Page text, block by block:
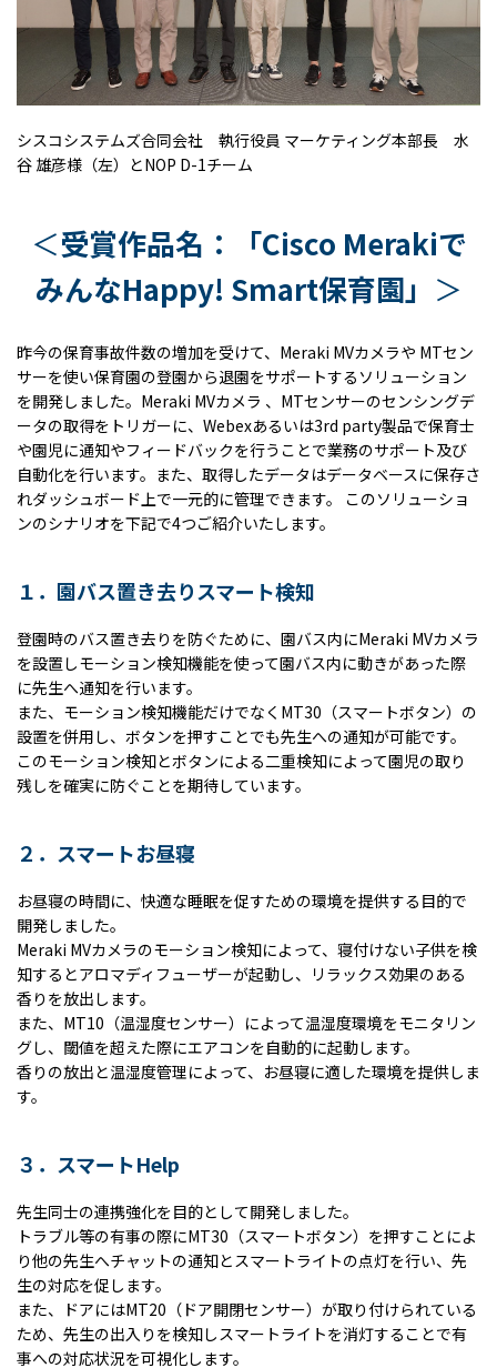
シスコシステムズ合同会社 執行役員 マーケティング本部長 水
谷 雄彦様（左）とNOP D-1チーム
＜受賞作品名：「Cisco Merakiで
みんなHappy! Smart保育園」 ＞
昨今の保育事故件数の増加を受けて、Meraki MVカメラや MTセン
サーを使い保育園の登園から退園をサポートするソリューション
を開発しました。Meraki MVカメラ 、MTセンサーのセンシングデ
ータの取得をトリガーに、Webexあるいは3rd party製品で保育士
や園児に通知やフィードバックを行うことで業務のサポート及び
自動化を行います。また、取得したデータはデータベースに保存さ
れダッシュボード上で一元的に管理できます。 このソリューショ
ンのシナリオを下記で4つご紹介いたします。
１．園バス置き去りスマート検知
登園時のバス置き去りを防ぐために、園バス内にMeraki MVカメラ
を設置しモーション検知機能を使って園バス内に動きがあった際
に先生へ通知を行います。
また、モーション検知機能だけでなく MT30 （スマートボタン）の
設置を併用し、ボタンを押すことでも先生への通知が可能です。
このモーション検知とボタンによる二重検知によって園児の取り
残しを確実に防ぐことを期待しています。
２．スマートお昼寝
お昼寝の時間に、快適な睡眠を促すための環境を提供する目的で
開発しました。
Meraki MVカメラのモーション検知によって、寝付けない子供を検
知するとアロマディフューザーが起動し、リラックス効果のある
香りを放出します。
また、 MT10 （温湿度センサー）によって温湿度環境をモニタリン
グし、閾値を超えた際にエアコンを自動的に起動します。
香りの放出と温湿度管理によって、お昼寝に適した環境を提供しま
す。
３．スマートHelp
先生同士の連携強化を目的として開発しました。
トラブル等の有事の際にMT30 （スマートボタン）を押すことによ
り他の先生へチャットの通知とスマートライトの点灯を行い、先
生の対応を促します。
また、ドアにはMT20 （ドア開閉センサー）が取り付けられている
ため、先生の出入りを検知しスマートライトを消灯することで有
事への対応状況を可視化します。